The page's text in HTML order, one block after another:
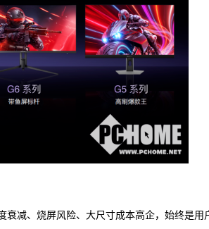
衰减、烧屏风险、大尺寸成本高企，始终是用